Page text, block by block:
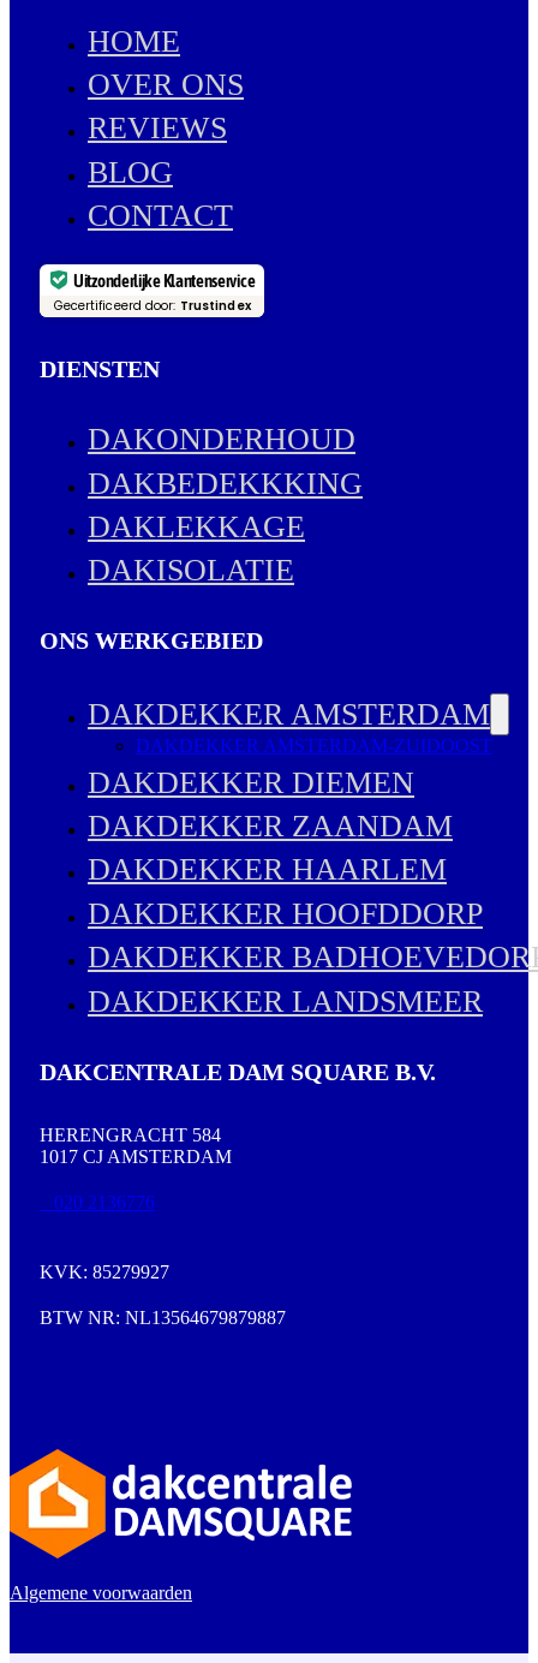
HOME
OVER ONS
REVIEWS
BLOG
CONTACT
Uitzonderlijke Klantenservice
Gecertificeerd door: Trustindex
DIENSTEN
DAKONDERHOUD
DAKBEDEKKKING
DAKLEKKAGE
DAKISOLATIE
ONS WERKGEBIED
DAKDEKKER AMSTERDAM
DAKDEKKER AMSTERDAM-ZUIDOOST
DAKDEKKER DIEMEN
DAKDEKKER ZAANDAM
DAKDEKKER HAARLEM
DAKDEKKER HOOFDDORP
DAKDEKKER
DAKDEKKER LANDSMEER
DAKCENTRALE DAM SQUARE B.V.
HERENGRACHT 584
1017 CJ AMSTERDAM
020 2136776
KVK: 85279927
BTW NR: NL13564679879887
Algemene voorwaarden